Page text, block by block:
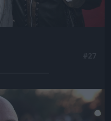
kép!